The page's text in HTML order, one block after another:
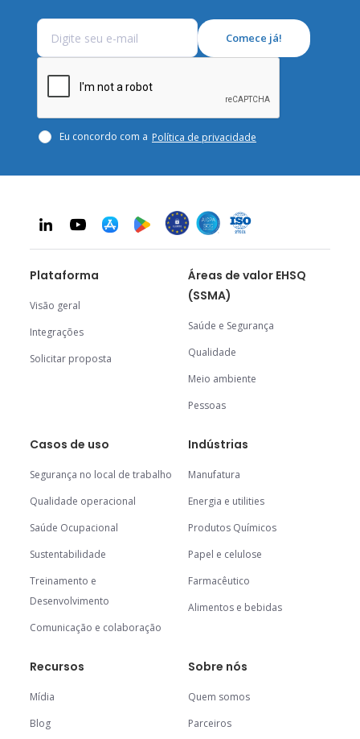
Eu concordo com a Política de privacidade
Plataforma
Visão geral
Integrações
Solicitar proposta
Áreas de valor EHSQ
(SSMA)
Saúde e Segurança
Qualidade
Meio ambiente
Pessoas
Casos de uso
Segurança no local de trabalho
Qualidade operacional
Saúde Ocupacional
Sustentabilidade
Treinamento e
Desenvolvimento
Comunicação e colaboração
Indústrias
Manufatura
Energia e utilities
Produtos Químicos
Papel e celulose
Farmacêutico
Alimentos e bebidas
Recursos
Mídia
Blog
Sobre nós
Quem somos
Parceiros